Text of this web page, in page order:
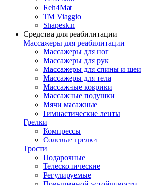
Reh4Mat
TM Viaggio
Shapeskin
Средства для реабилитации
Массажеры для реабилитации
Массажеры для ног
Массажеры для рук
Массажеры для спины и шеи
Массажеры для тела
Массажные коврики
Массажные подушки
Мячи масажные
Гимнастические ленты
Грелки
Компрессы
Солевые грелки
Трости
Подарочные
Телескопические
Регулируемые